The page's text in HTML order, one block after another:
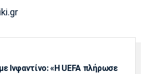
Ινφαντίνο: «Η UEFA πλήρωσε